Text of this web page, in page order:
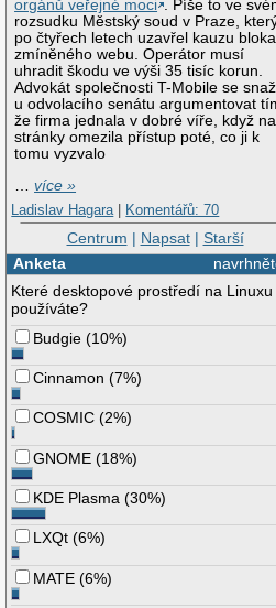
orgánů veřejné moci . Píše to ve
rozsudku Městský soud v Praze,
po čtyřech letech uzavřel kauzu
zmíněného webu. Operátor musí
uhradit škodu ve výši 35 tisíc korun.
Advokát společnosti T-Mobile se
u odvolacího senátu argumentovat
že firma jednala v dobré víře, když na
stránky omezila přístup poté, co ji k
tomu vyzvalo
…více »
Ladislav Hagara | Komentářů: 70
Centrum | Napsat| Starší
Anketa
Které desktopové prostředí na Linuxu
používáte?
Budgie (10%)
Cinnamon (7%)
COSMIC (2%)
GNOME (18%)
KDE Plasma (30%)
LXQt (6%)
MATE (6%)